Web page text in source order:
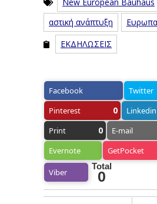
New European Bauhaus
αστική ανάπτυξη
ΕΚΔΗΛΩΣΕΙΣ
Facebook
Twitter
Pinterest
0 Linkedin
Print 0 E-mail
Evernote GetPocket
Viber
Total
0